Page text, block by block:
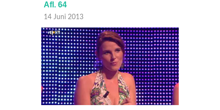
Afl. 64
14 Juni 2013